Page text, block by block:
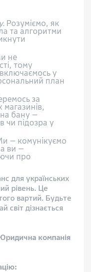
Розуміємо, як
та алгоритми
не
тому
у
план
за
магазинів,
бану —
чи підозра у
— комунікуємо
ви —
про
для українських
рівень. Це
вартий. Будьте
світ дізнається
компанія